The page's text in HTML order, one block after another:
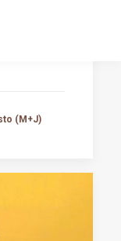
(M+J)